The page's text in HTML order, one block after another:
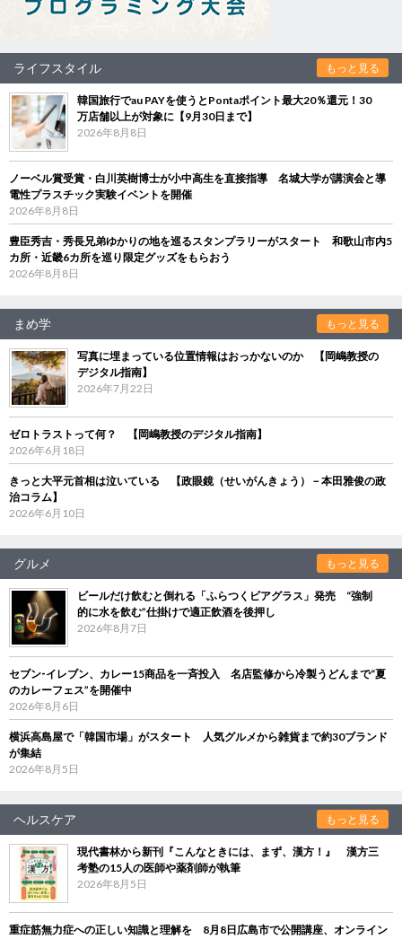
ライフスタイル もっと見る
韓国旅行でau PAYを使うとPontaポイント最大20％還元！30
万店舗以上が対象に【9月30日まで】
2026年8月8日
ノーベル賞受賞・白川英樹博士が小中高生を直接指導 名城大学が講演会と導
電性プラスチック実験イベントを開催
2026年8月8日
豊臣秀吉・秀長兄弟ゆかりの地を巡るスタンプラリーがスタート 和歌山市内5
カ所・近畿6カ所を巡り限定グッズをもらおう
2026年8月8日
まめ学 もっと見る
写真に埋まっている位置情報はおっかないのか 【岡嶋教授の
デジタル指南】
2026年7月22日
ゼロトラストって何？ 【岡嶋教授のデジタル指南】
2026年6月18日
きっと大平元首相は泣いている 【政眼鏡（せいがんきょう）－本田雅俊の政
治コラム】
2026年6月10日
グルメ もっと見る
ビールだけ飲むと倒れる「ふらつくビアグラス」発売 “強制
的に水を飲む”仕掛けで適正飲酒を後押し
2026年8月7日
セブン‐イレブン、カレー15商品を一斉投入 名店監修から冷製うどんまで“夏
のカレーフェス”を開催中
2026年8月6日
横浜高島屋で「韓国市場」がスタート 人気グルメから雑貨まで約30ブランド
が集結
2026年8月5日
ヘルスケア もっと見る
現代書林から新刊『こんなときには、まず、漢方！』 漢方三
考塾の15人の医師や薬剤師が執筆
2026年8月5日
重症筋無力症への正しい知識と理解を 8月8日広島市で公開講座、オンライン